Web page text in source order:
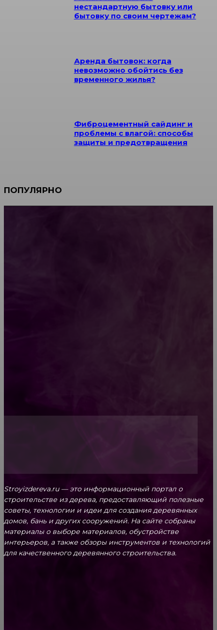
нестандартную бытовку или
бытовку по своим чертежам?
Аренда бытовок: когда
невозможно обойтись без
временного жилья?
Фиброцементный сайдинг и
проблемы с влагой: способы
защиты и предотвращения
ПОПУЛЯРНО
Stroyizdereva.ru — это информационный портал о
строительстве из дерева, предоставляющий полезные
советы, технологии и идеи для создания деревянных
домов, бань и других сооружений. На сайте собраны
материалы о выборе материалов, обустройстве
интерьеров, а также обзоры инструментов и технологий
для качественного деревянного строительства.